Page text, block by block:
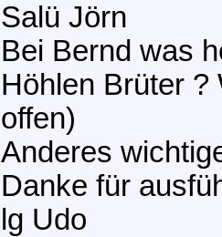
Salü Jörn
Bei Bernd was
Höhlen Brüter ?
offen)
Anderes
Danke für
lg Udo